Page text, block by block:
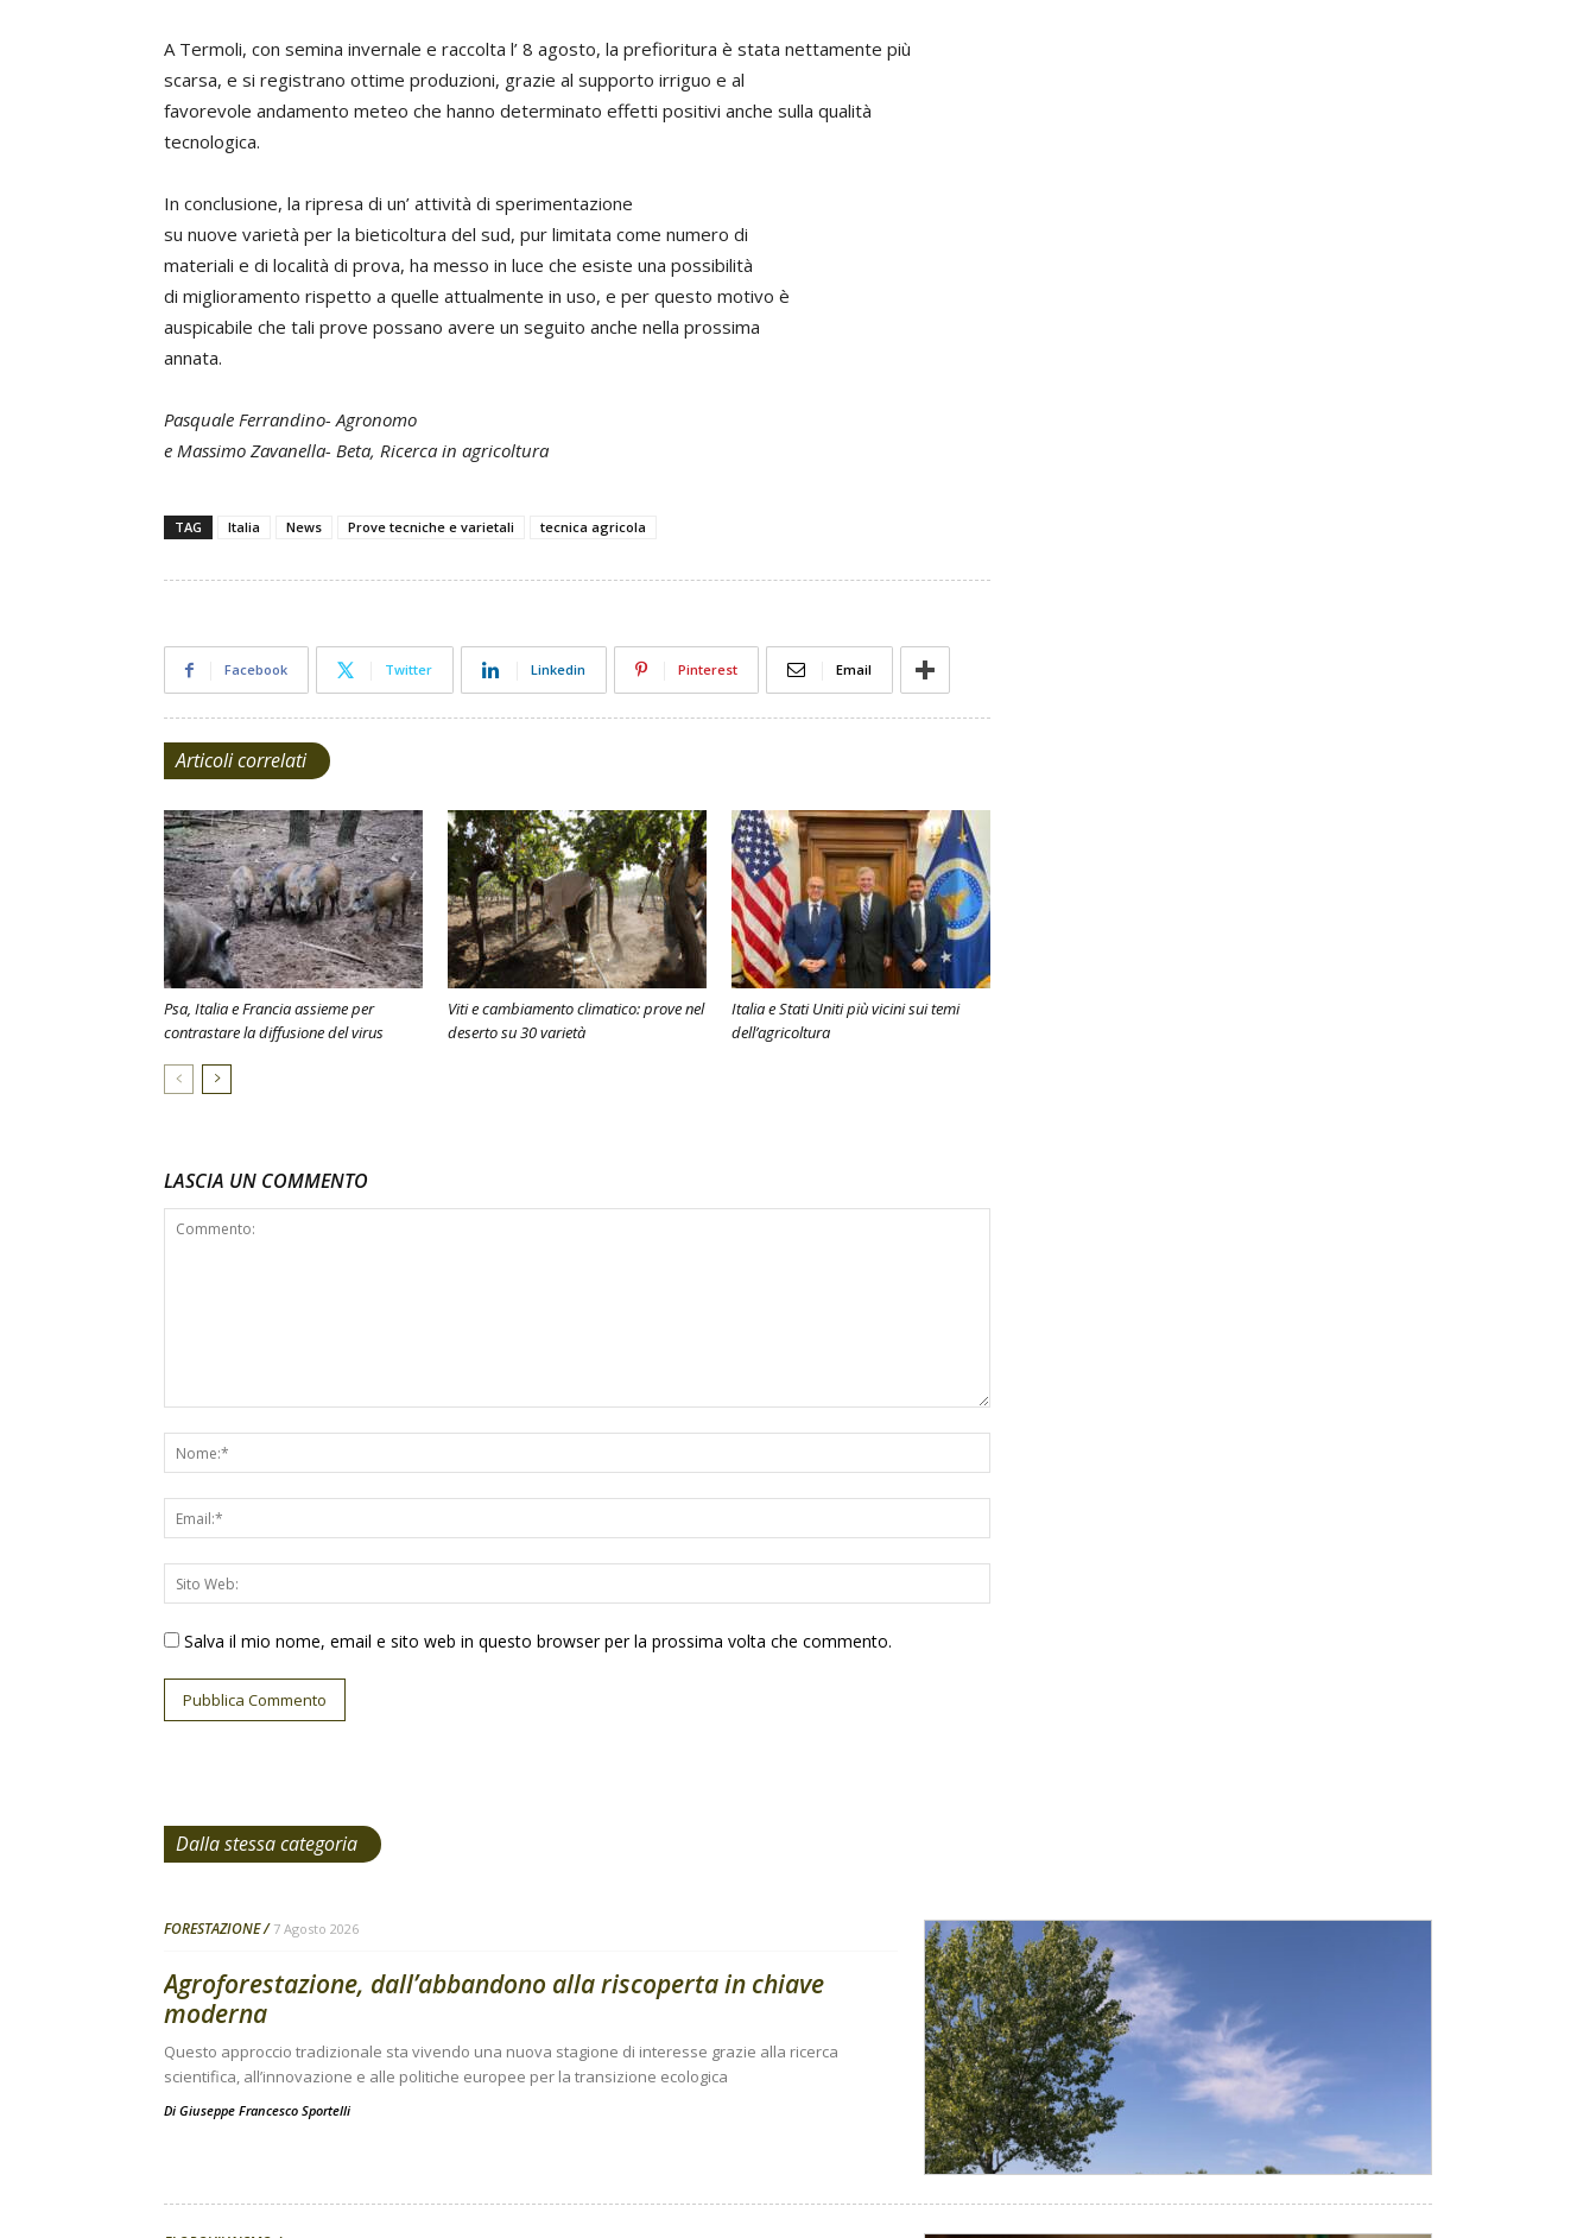
A Termoli, con semina invernale e raccolta l’ 8 agosto, la prefioritura è stata nettamente più
scarsa, e si registrano ottime produzioni, grazie al supporto irriguo e al
favorevole andamento meteo che hanno determinato effetti positivi anche sulla qualità
tecnologica.
In conclusione, la ripresa di un’ attività di sperimentazione
su nuove varietà per la bieticoltura del sud, pur limitata come numero di
materiali e di località di prova, ha messo in luce che esiste una possibilità
di miglioramento rispetto a quelle attualmente in uso, e per questo motivo è
auspicabile che tali prove possano avere un seguito anche nella prossima
annata.
Pasquale Ferrandino- Agronomo
e Massimo Zavanella- Beta, Ricerca in agricoltura
TAG Italia News Prove tecniche e varietali tecnica agricola
Facebook Twitter Linkedin Pinterest Email
Articoli correlati
Psa, Italia e Francia assieme per
contrastare la diffusione del virus
Viti e cambiamento climatico: prove nel
deserto su 30 varietà
Italia e Stati Uniti più vicini sui temi
dell’agricoltura
LASCIA UN COMMENTO
Salva il mio nome, email e sito web in questo browser per la prossima volta che commento.
Dalla stessa categoria
FORESTAZIONE 7 Agosto 2026
Agroforestazione, dall’abbandono alla riscoperta in chiave
moderna
Questo approccio tradizionale sta vivendo una nuova stagione di interesse grazie alla ricerca
scientifica, all’innovazione e alle politiche europee per la transizione ecologica
Di Giuseppe Francesco Sportelli